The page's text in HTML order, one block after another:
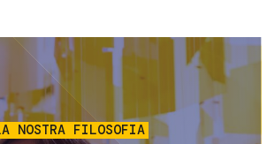
Immagine
NOSTRA FILOSOFIA